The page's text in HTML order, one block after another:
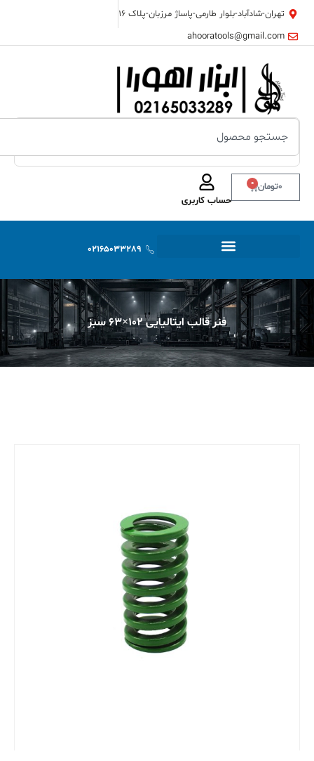
تهران-شادآباد-بلوار طارمی-پاساژ مرزبان-پلاک ۱۶
ahooratools@gmail.com
0تومان 0
حساب کاربری
02165033289
فنر قالب ایتالیایی 102×63 سبز